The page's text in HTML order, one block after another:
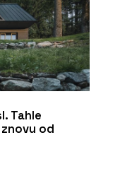
Tahle
od